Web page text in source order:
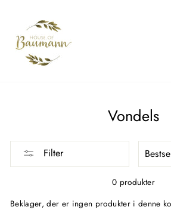
indhold
Vondels
Filter
0 produkter
Beklager, der er ingen produkter i denne